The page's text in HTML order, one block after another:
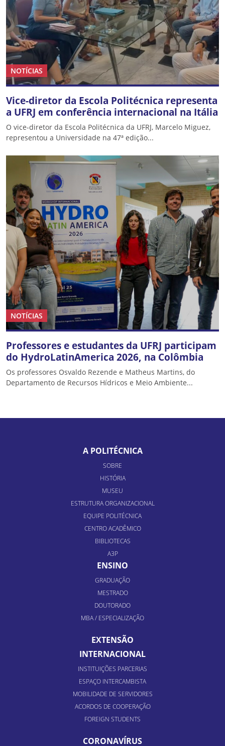
NOTÍCIAS
Vice-diretor da Escola Politécnica representa
a UFRJ em conferência internacional na Itália
O vice-diretor da Escola Politécnica da UFRJ, Marcelo Miguez,
representou a Universidade na 47ª edição...
NOTÍCIAS
Professores e estudantes da UFRJ participam
do HydroLatinAmerica 2026, na Colômbia
Os professores Osvaldo Rezende e Matheus Martins, do
Departamento de Recursos Hídricos e Meio Ambiente...
A POLITÉCNICA
SOBRE
HISTÓRIA
MUSEU
ESTRUTURA ORGANIZACIONAL
EQUIPE POLITÉCNICA
CENTRO ACADÊMICO
BIBLIOTECAS
A3P
ENSINO
GRADUAÇÃO
MESTRADO
DOUTORADO
MBA / ESPECIALIZAÇÃO
EXTENSÃO
INTERNACIONAL
INSTITUIÇÕES PARCERIAS
ESPAÇO INTERCAMBISTA
MOBILIDADE DE SERVIDORES
ACORDOS DE COOPERAÇÃO
FOREIGN STUDENTS
CORONAVÍRUS